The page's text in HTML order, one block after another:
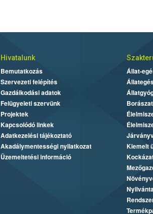
Hivatalunk
Bemutatkozás
Szervezeti felépítés
Gazdálkodási adatok
Felügyeleti szervünk
Projektek
Kapcsolódó linkek
Adatkezelési tájékoztató
Akadálymentességi nyilatkozat
Üzemeltetési információ
Állat-
Kiemelt